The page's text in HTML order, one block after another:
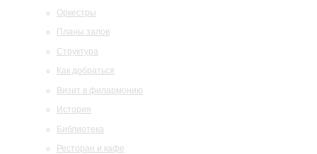
Оркестры
Планы залов
Структура
Как добраться
Визит в филармонию
История
Библиотека
Ресторан и кафе